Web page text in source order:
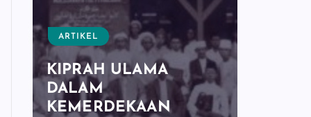
ARTIKEL
KIPRAH ULAMA
DALAM
KEMERDEKAAN